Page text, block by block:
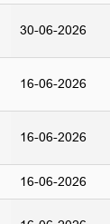
30-06-2026
16-06-2026
16-06-2026
16-06-2026